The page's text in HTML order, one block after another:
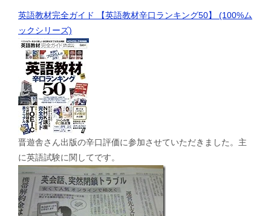
英語教材完全ガイド 【英語教材辛口ランキング50】 (100%ム
ックシリーズ)
晋遊舎さん出版の辛口評価に参加させていただきました。主
に英語試験に関してです。